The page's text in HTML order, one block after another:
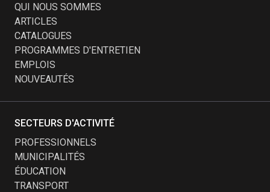
QUI NOUS SOMMES
ARTICLES
CATALOGUES
PROGRAMMES D'ENTRETIEN
EMPLOIS
NOUVEAUTÉS
SECTEURS D'ACTIVITÉ
PROFESSIONNELS
MUNICIPALITÉS
ÉDUCATION
TRANSPORT